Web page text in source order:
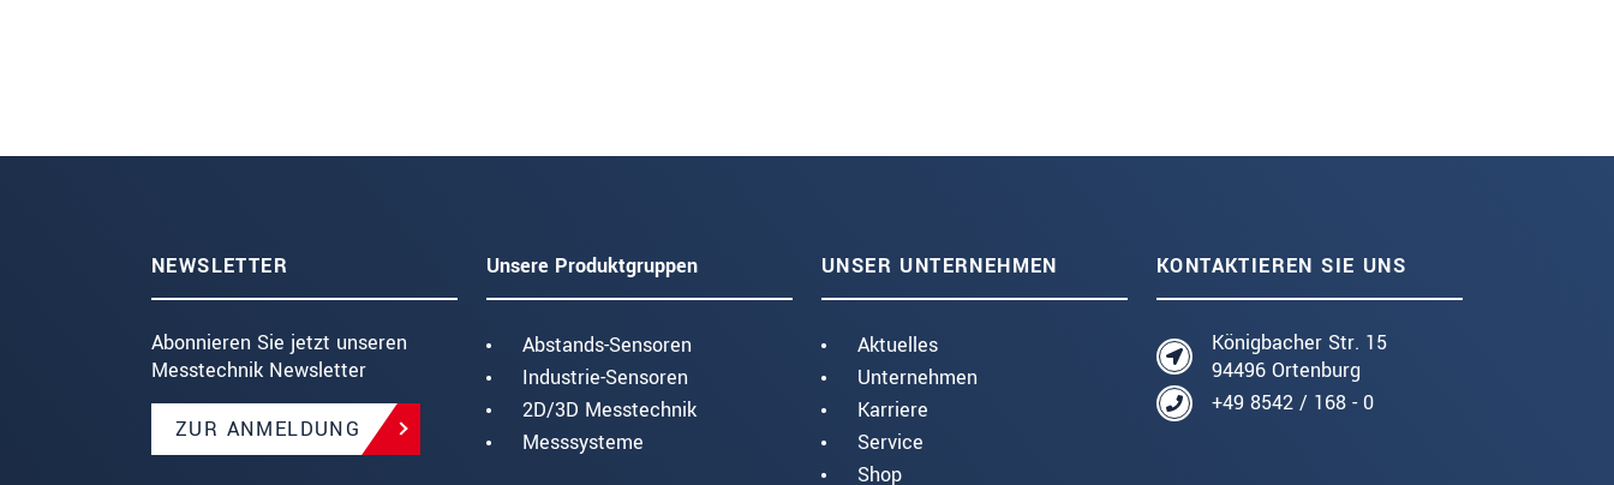
NEWSLETTER
Abonnieren Sie jetzt unseren
Messtechnik Newsletter
ZUR ANMELDUNG
Unsere Produktgruppen
Abstands-Sensoren
Industrie-Sensoren
2D/3D Messtechnik
Messsysteme
UNSER UNTERNEHMEN
Aktuelles
Unternehmen
Karriere
Service
Shop
KONTAKTIEREN SIE UNS
Königbacher Str. 15
94496 Ortenburg
+49 8542 / 168 - 0